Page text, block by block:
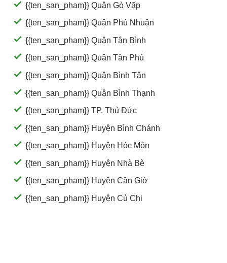
{{ten_san_pham}} Quận Gò Vấp
{{ten_san_pham}} Quận Phú Nhuận
{{ten_san_pham}} Quận Tân Bình
{{ten_san_pham}} Quận Tân Phú
{{ten_san_pham}} Quận Bình Tân
{{ten_san_pham}} Quận Bình Thạnh
{{ten_san_pham}} TP. Thủ Đức
{{ten_san_pham}} Huyện Bình Chánh
{{ten_san_pham}} Huyện Hóc Môn
{{ten_san_pham}} Huyện Nhà Bè
{{ten_san_pham}} Huyện Cần Giờ
{{ten_san_pham}} Huyện Củ Chi